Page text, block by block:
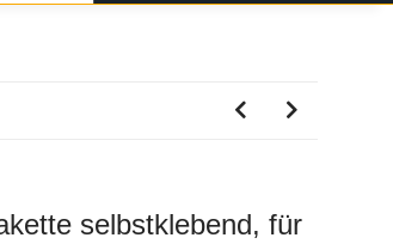
selbstklebend, für